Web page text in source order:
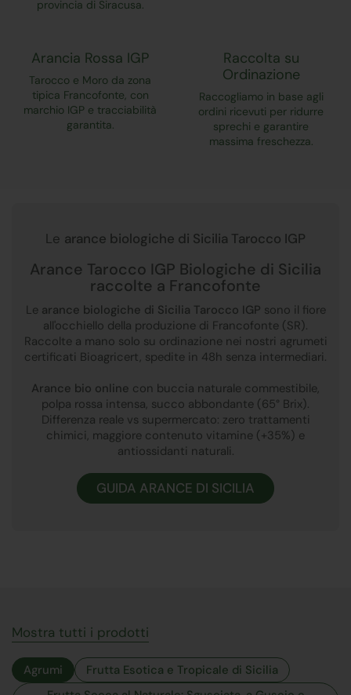
provincia di Siracusa.
Arancia Rossa IGP
Tarocco e Moro da zona
tipica Francofonte, con
marchio IGP e tracciabilità
garantita.
Raccolta su
Ordinazione
Raccogliamo in base agli
ordini ricevuti per ridurre
sprechi e garantire
massima freschezza.
Le arance biologiche di Sicilia Tarocco IGP
Arance Tarocco IGP Biologiche di Sicilia
raccolte a Francofonte
Le arance biologiche di Sicilia Tarocco IGP sono il fiore
all'occhiello della produzione di Francofonte (SR).
Raccolte a mano solo su ordinazione nei nostri agrumeti
certificati Bioagricert, spedite in 48h senza intermediari.
Arance bio online con buccia naturale commestibile,
polpa rossa intensa, succo abbondante (65° Brix).
Differenza reale vs supermercato: zero trattamenti
chimici, maggiore contenuto vitamine (+35%) e
antiossidanti naturali.
GUIDA ARANCE DI SICILIA
Mostra tutti i prodotti
Agrumi
Frutta Esotica e Tropicale di Sicilia